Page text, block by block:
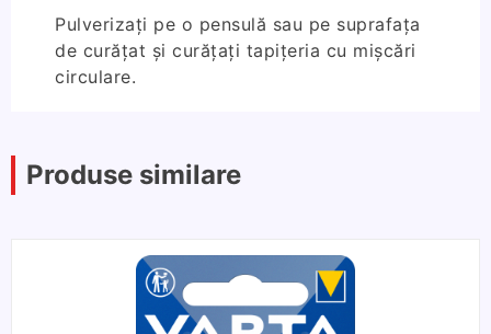
Pulverizați pe o pensulă sau pe suprafața
de curățat și curățați tapițeria cu mișcări
circulare.
Produse similare